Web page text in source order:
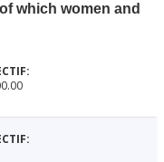
which women and